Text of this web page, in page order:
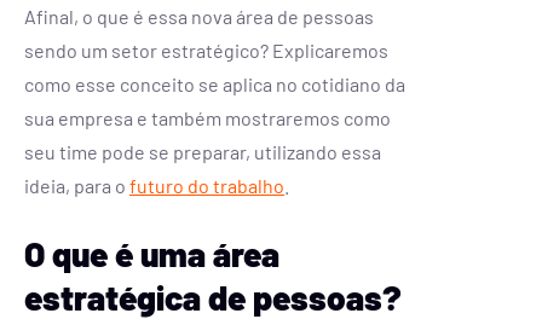
Afinal, o que é essa nova área de pessoas
sendo um setor estratégico? Explicaremos
como esse conceito se aplica no cotidiano da
sua empresa e também mostraremos como
seu time pode se preparar, utilizando essa
ideia, para o futuro do trabalho
O que é uma área
estratégica de pessoas?